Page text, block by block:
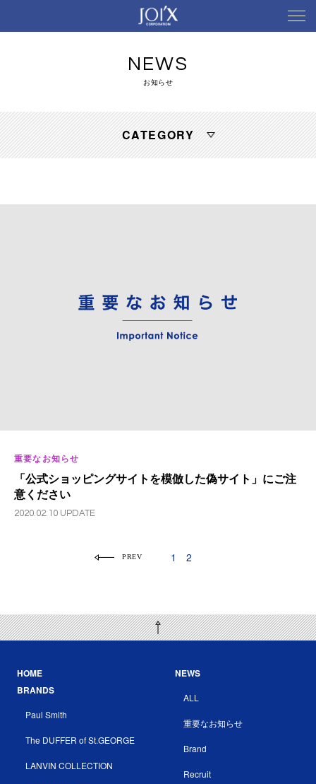
NEWS
お知らせ
CATEGORY
重要なお知らせ
「公式ショッピングサイトを模倣した偽サイト」にご注
意ください
2020.02.10 UPDATE
PREV 1 2
HOME
BRANDS
Paul Smith
The DUFFER of St.GEORGE
LANVIN COLLECTION
NEWS
ALL
重要なお知らせ
Brand
Recruit